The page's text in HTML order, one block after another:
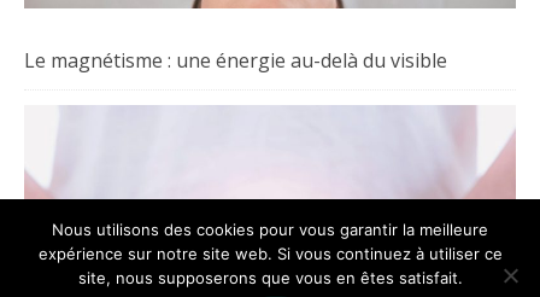
Le magnétisme : une énergie au-delà du visible
Nous utilisons des cookies pour vous garantir la meilleure
expérience sur notre site web. Si vous continuez à utiliser ce
site, nous supposerons que vous en êtes satisfait.